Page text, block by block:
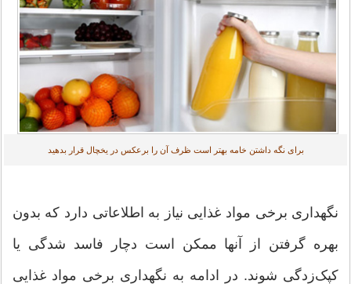
برای نگه داشتن خامه بهتر است ظرف آن را برعکس در یخچال قرار بدهید
نگهداری برخی مواد غذایی نیاز به اطلاعاتی دارد که بدون
بهره گرفتن از آنها ممکن است دچار فاسد شدگی یا
کپک‌زدگی شوند. در ادامه به نگهداری برخی مواد غذایی